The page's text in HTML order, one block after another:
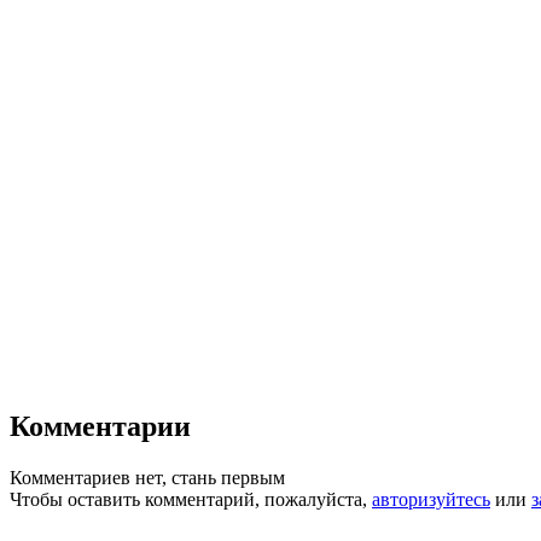
Комментарии
Комментариев нет, стань первым
Чтобы оставить комментарий, пожалуйста, авторизуйтесь или